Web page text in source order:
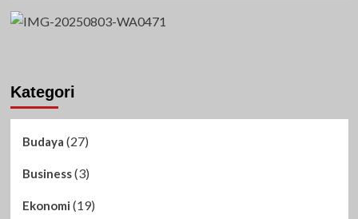
Kategori
Budaya (27)
Business(3)
Ekonomi (19)